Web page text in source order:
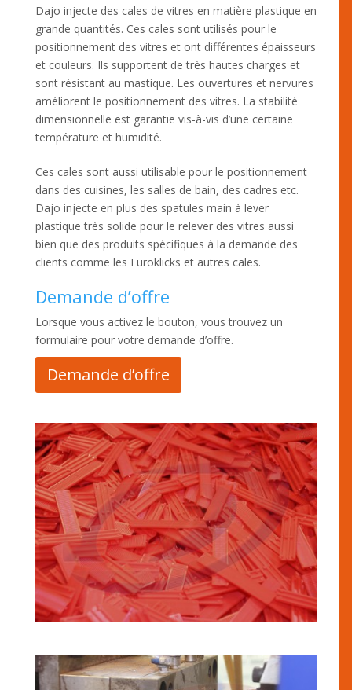
Dajo injecte des cales de vitres en matière plastique en
grande quantités. Ces cales sont utilisés pour le
positionnement des vitres et ont différentes épaisseurs
et couleurs. Ils supportent de très hautes charges et
sont résistant au mastique. Les ouvertures et nervures
améliorent le positionnement des vitres. La stabilité
dimensionnelle est garantie vis-à-vis d’une certaine
température et humidité.
Ces cales sont aussi utilisable pour le positionnement
dans des cuisines, les salles de bain, des cadres etc.
Dajo injecte en plus des spatules main à lever
plastique très solide pour le relever des vitres aussi
bien que des produits spécifiques à la demande des
clients comme les Euroklicks et autres cales.
Demande d’offre
Lorsque vous activez le bouton, vous trouvez un
formulaire pour votre demande d’offre.
Demande d’offre